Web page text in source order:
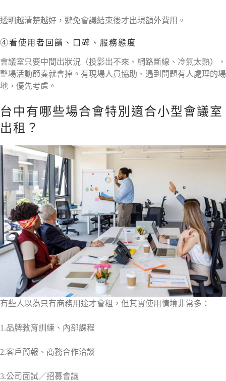
透明越清楚越好，避免會議結束後才出現額外費用。
④看使用者回饋、口碑、服務態度
會議室只要中間出狀況（投影出不來、網路斷線、冷氣太熱），
整場活動節奏就會掉。有現場人員協助、遇到問題有人處理的場
地，優先考慮。
台中有哪些場合會特別適合小型會議室
出租？
有些人以為只有商務用途才會租，但其實使用情境非常多：
1.品牌教育訓練、內部課程
2.客戶簡報、商務合作洽談
3.公司面試／招募會議